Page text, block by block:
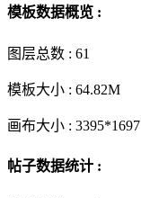
模板数据概览 :
图层总数 : 61
模板大小 : 64.82M
画布大小 : 3395*1697
帖子数据统计 :